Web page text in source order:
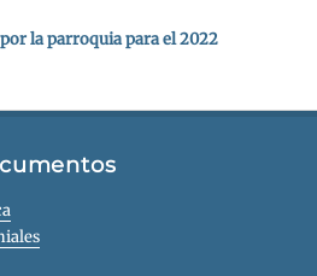
la parroquia para el 2022